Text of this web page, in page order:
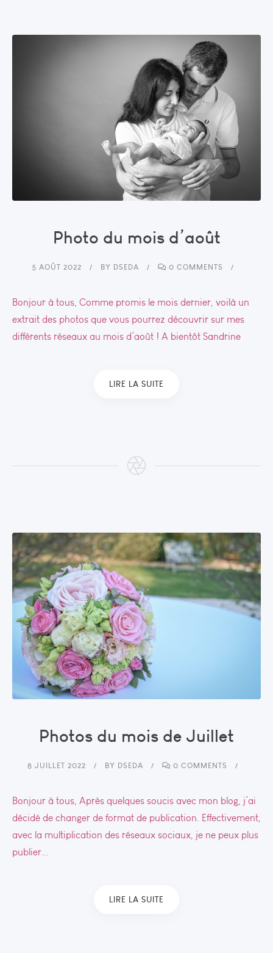
Photo du mois d’août
5 AOÛT 2022 BY DSEDA 0 COMMENTS
Bonjour à tous, Comme promis le mois dernier, voilà un
extrait des photos que vous pourrez découvrir sur mes
différents réseaux au mois d’août ! A bientôt Sandrine
LIRE LA SUITE
Photos du mois de Juillet
8 JUILLET 2022 BY DSEDA 0 COMMENTS
Bonjour à tous, Après quelques soucis avec mon blog, j’ai
décidé de changer de format de publication. Effectivement,
avec la multiplication des réseaux sociaux, je ne peux plus
publier...
LIRE LA SUITE